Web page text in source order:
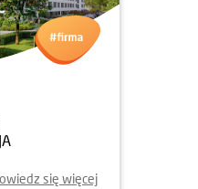
się więcej